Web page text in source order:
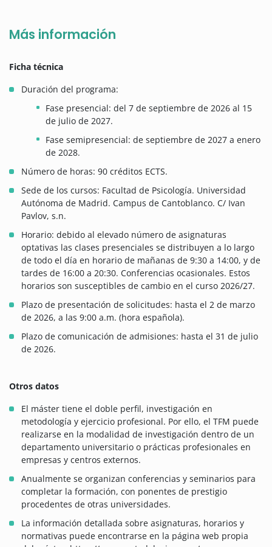
Más información
Ficha técnica
Duración del programa:
Fase presencial: del 7 de septiembre de 2026 al 15
de julio de 2027.
Fase semipresencial: de septiembre de 2027 a enero
de 2028.
Número de horas: 90 créditos ECTS.
Sede de los cursos: Facultad de Psicología. Universidad
Autónoma de Madrid. Campus de Cantoblanco. C/ Ivan
Pavlov, s.n.
Horario: debido al elevado número de asignaturas
optativas las clases presenciales se distribuyen a lo largo
de todo el día en horario de mañanas de 9:30 a 14:00, y de
tardes de 16:00 a 20:30. Conferencias ocasionales. Estos
horarios son susceptibles de cambio en el curso 2026/27.
Plazo de presentación de solicitudes: hasta el 2 de marzo
de 2026, a las 9:00 a.m. (hora española).
Plazo de comunicación de admisiones: hasta el 31 de julio
de 2026.
Otros datos
El máster tiene el doble perfil, investigación en
metodología y ejercicio profesional. Por ello, el TFM puede
realizarse en la modalidad de investigación dentro de un
departamento universitario o prácticas profesionales en
empresas y centros externos.
Anualmente se organizan conferencias y seminarios para
completar la formación, con ponentes de prestigio
procedentes de otras universidades.
La información detallada sobre asignaturas, horarios y
normativas puede encontrarse en la página web propia